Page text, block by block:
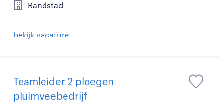
Randstad
bekijk vacature
Teamleider 2 ploegen
pluimveebedrijf